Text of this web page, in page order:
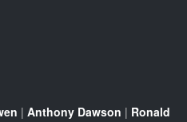
| Anthony Dawson | Ronald